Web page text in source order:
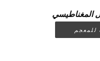
المغناطيسي
للمعجم